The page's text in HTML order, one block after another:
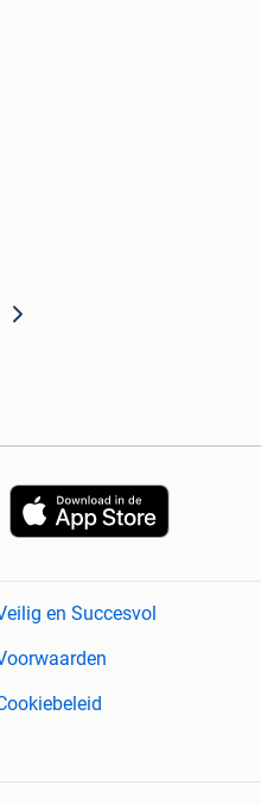
en Succesvol